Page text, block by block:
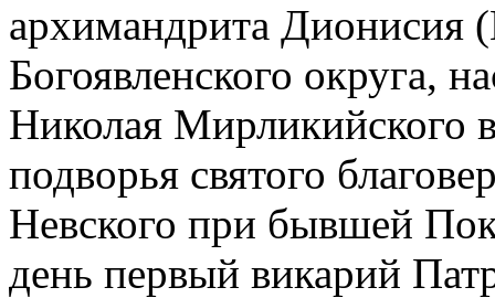
архимандрита Дионисия
Богоявленского округа,
Николая Мирликийского
подворья святого
Невского при бывшей
день первый викарий